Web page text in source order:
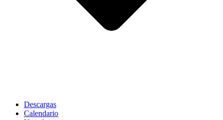
Descargas
Calendario